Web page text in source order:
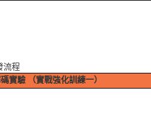
流程
實驗 （實戰強化訓練一）